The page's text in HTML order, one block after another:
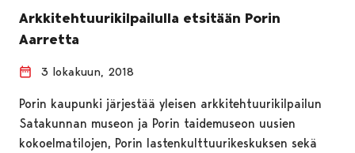
Arkkitehtuurikilpailulla etsitään Porin
Aarretta
3 lokakuun, 2018
Porin kaupunki järjestää yleisen arkkitehtuurikilpailun
Satakunnan museon ja Porin taidemuseon uusien
kokoelmatilojen, Porin lastenkulttuurikeskuksen sekä